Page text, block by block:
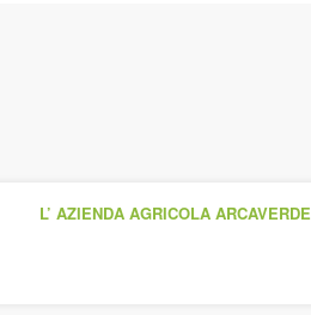
L’ AZIENDA AGRICOLA ARCAVERDE